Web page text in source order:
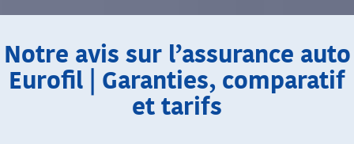
Notre avis sur l’assurance auto
Eurofil | Garanties, comparatif
et tarifs